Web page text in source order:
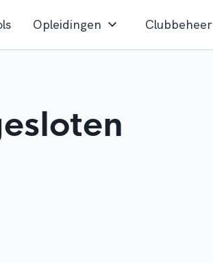
Opleidingen Clubbeheer